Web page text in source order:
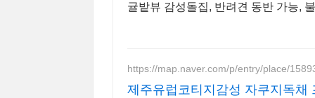
귤밭뷰 감성돌집, 반려견 동반 가능,
https://map.naver.com/p/entry/place/
제주유럽코티지감성 자쿠지독채